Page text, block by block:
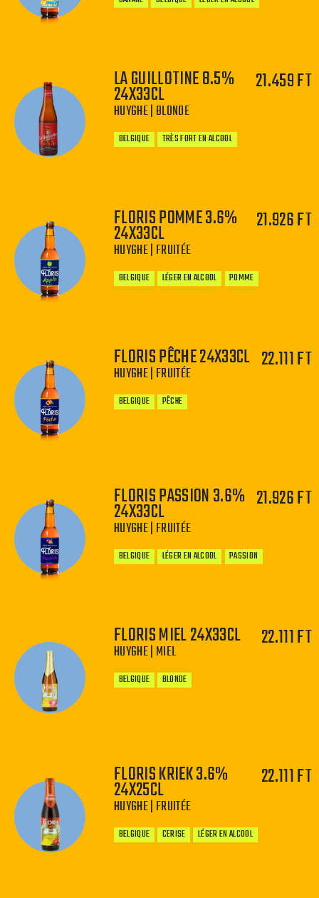
−
LA GUILLOTINE 8.5%
24X33CL
HUYGHE | BLONDE
21.459 FT
BELGIQUE TRÈS FORT EN ALCOOL
−
FLORIS POMME 3.6%
24X33CL
HUYGHE | FRUITÉE
21.926 FT
BELGIQUE LÉGER EN ALCOOL POMME
− +
FLORIS PÊCHE 24X33CL
HUYGHE | FRUITÉE
22.111 FT
BELGIQUE PÊCHE
−
FLORIS PASSION 3.6%
24X33CL
HUYGHE | FRUITÉE
21.926 FT
BELGIQUE LÉGER EN ALCOOL PASSION
−
FLORIS MIEL 24X33CL
HUYGHE | MIEL
22.111 FT
BELGIQUE BLONDE
− +
FLORIS KRIEK 3.6%
24X25CL
HUYGHE | FRUITÉE
22.111 FT
BELGIQUE CERISE LÉGER EN ALCOOL